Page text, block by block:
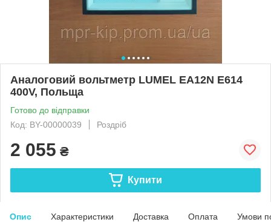
Аналоговий вольтметр LUMEL EA12N E614
400V, Польща
Готово до відправки
Код: BY-00000039
Роздріб
2 055 ₴
Купити
Опис Характеристики Доставка Оплата Умови